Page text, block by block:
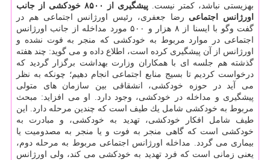
بهزیستی نباشد، كمتر نیست.
پیشگیری از ۸۵۰۰ خودكشی از جانب
اورژانس اجتماعی رضا جعفری، رئیس اورژانس اجتماعی هم در
گفت وگو با ایسنا از ۸ هزار و ۵۰۰ مورد مداخله از جانب اورژانس
اجتماعی در موارد مربوط به خودكشی كه منجر به فوت نشده و
اورژانس از آن پیشگیری كرده است، اطلاع داده و می گوید: چند هفته
گذشته هم جلسه ای با همكاران وزارت بهداشت برگزار گردید كه
درخواست كردیم تا بسیج منابع اجتماعی انجام دهیم؛ چونكه به نظر
می آید در حوزه خودكشی، انشقاقی بین سازمان های متولی
پیشگیری و مداخله در خودكشی، وجود دارد. او می افزاید: مبحث
مربوط به خودكشی شامل یك طیف است كه چندین مرحله دارد. این
طیف شامل افكار خودكشی، تهدید به خودكشی، و مبادرت به
خودكشی است كه گاهی منجر به فوت و یا منجر به مصدومیت یا
بیماری می گردد. مداخله اورژانس اجتماعی مربوط به مرحله دوم،
یعنی زمانی است كه فرد تهدید به خودكشی می كند، ولی اورژانس